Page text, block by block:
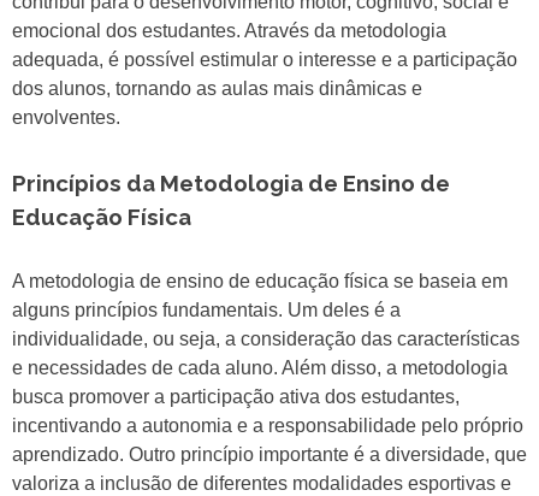
emocional dos estudantes. Através da metodologia
adequada, é possível estimular o interesse e a participação
dos alunos, tornando as aulas mais dinâmicas e
envolventes.
Princípios da Metodologia de Ensino de
Educação Física
A metodologia de ensino de educação física se baseia em
alguns princípios fundamentais. Um deles é a
individualidade, ou seja, a consideração das características
e necessidades de cada aluno. Além disso, a metodologia
busca promover a participação ativa dos estudantes,
incentivando a autonomia e a responsabilidade pelo próprio
aprendizado. Outro princípio importante é a diversidade, que
valoriza a inclusão de diferentes modalidades esportivas e